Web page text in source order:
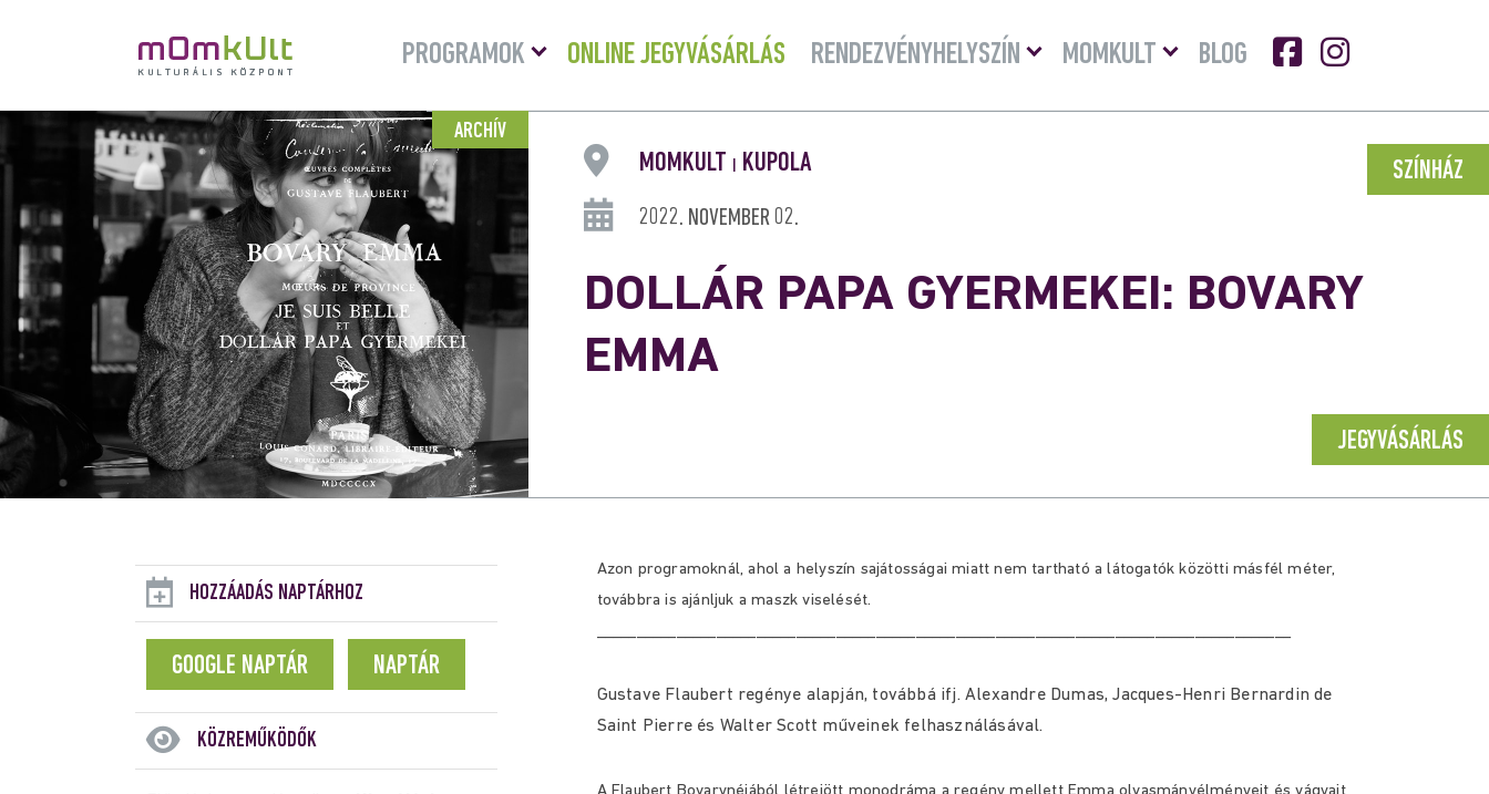
PROGRAMOK
Menü
lenyitása
ONLINE JEGYVÁSÁRLÁS RENDEZVÉNYHELYSZÍN
Menü
lenyitásaMOMKULT
Menü
lenyitása
BLOG
ARCHÍV
SZÍNHÁZ
MOMKULT KUPOLA
2022. NOVEMBER 02.
DOLLÁR PAPA GYERMEKEI: BOVARY
EMMA
JEGYVÁSÁRLÁS
HOZZÁADÁS NAPTÁRHOZ
GOOGLE NAPTÁR NAPTÁR
KÖZREMŰKÖDŐK
Azon programoknál, ahol a helyszín sajátosságai miatt nem tartható a látogatók közötti másfél méter,
továbbra is ajánljuk a maszk viselését.
Gustave Flaubert regénye alapján, továbbá ifj. Alexandre Dumas, Jacques-Henri Bernardin de
Saint Pierre és Walter Scott műveinek felhasználásával.